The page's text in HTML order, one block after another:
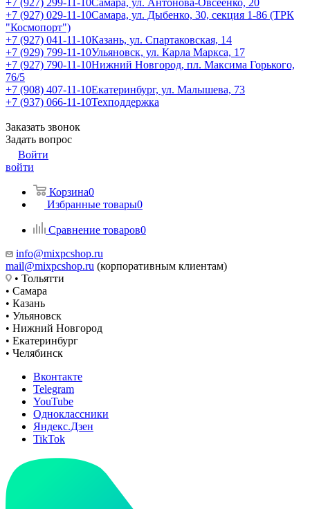
+7 (927) 299-11-10Самара, ул. Антонова-Овсеенко, 20
+7 (927) 029-11-10Самара, ул. Дыбенко, 30, секция 1-86 (ТРК
"Космопорт")
+7 (927) 041-11-10Казань, ул. Спартаковская, 14
+7 (929) 799-11-10Ульяновск, ул. Карла Маркса, 17
+7 (927) 790-11-10Нижний Новгород, пл. Максима Горького,
76/5
+7 (908) 407-11-10Екатеринбург, ул. Малышева, 73
+7 (937) 066-11-10Техподдержка
Заказать звонок
Задать вопрос
Войти
войти
Корзина0
Избранные товары0
Сравнение товаров0
info@mixpcshop.ru
mail@mixpcshop.ru (корпоративным клиентам)
• Тольятти
• Самара
• Казань
• Ульяновск
• Нижний Новгород
• Екатеринбург
• Челябинск
Вконтакте
Telegram
YouTube
Одноклассники
Яндекс.Дзен
TikTok